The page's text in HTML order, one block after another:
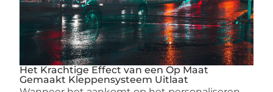
Het Krachtige Effect van een Op Maat
Gemaakt Kleppensysteem Uitlaat